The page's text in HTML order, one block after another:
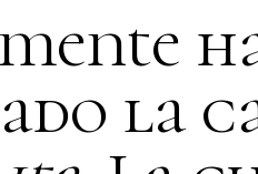
la